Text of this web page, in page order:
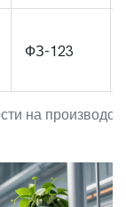
на
ФЗ-123